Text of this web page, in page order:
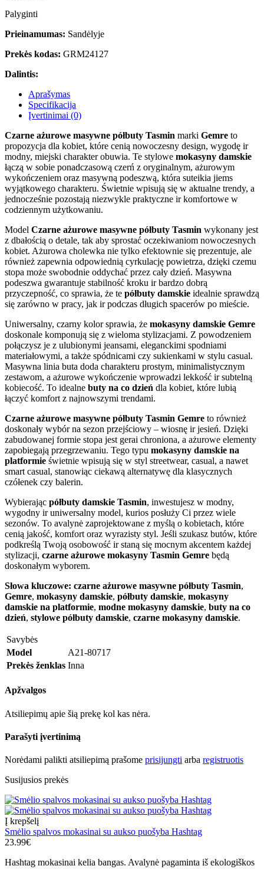
Palyginti
Prieinamumas: Sandėlyje
Prekės kodas: GRM24127
Dalintis:
Aprašymas
Specifikacija
Įvertinimai (0)
Czarne ażurowe masywne półbuty Tasmin marki Gemre to
propozycja dla kobiet, które cenią nowoczesny design, wygodę ir
modny, miejski charakter obuwia. Te stylowe mokasyny damskie
łączą w sobie ponadczasową czerń z oryginalnym, ażurowym
wykończeniem oraz masywną podeszwą, która suteikia jiems
wyjątkowego charakteru. Świetnie wpisują się w aktualne trendy, a
jednocześnie pozostają niezwykle praktyczne ir komfortowe w
codziennym użytkowaniu.
Model Czarne ażurowe masywne półbuty Tasmin wykonany jest
z dbałością o detale, tak aby sprostać oczekiwaniom nowoczesnych
kobiet. Ażurowa cholewka nie tylko efektownie się prezentuje, ale
również zapewnia odpowiednią cyrkulację powietrza, dzięki czemu
stopa może swobodnie oddychać przez cały dzień. Masywna
podeszwa gwarantuje stabilność kroku ir bardzo dobrą
przyczepność, co sprawia, że te półbuty damskie idealnie sprawdzą
się zarówno w pracy, jak ir podczas długich spacerów po mieście.
Uniwersalny, czarny kolor sprawia, że mokasyny damskie Gemre
doskonale komponują się z wieloma stylizacjami. Z powodzeniem
połączysz je z ulubionymi jeansami, eleganckimi spodniami
materiałowymi, a także spódnicami czy sukienkami w stylu casual.
Masywna linia buta doda charakteru prostym, minimalistycznym
zestawom, a ażurowe wykończenie wprowadzi lekkość ir subtelną
kobiecość. To idealne buty na co dzień dla kobiet, które lubią
łączyć komfort z najnowszymi trendami.
Czarne ażurowe masywne półbuty Tasmin Gemre to również
doskonały wybór na sezon przejściowy – wiosnę ir jesień. Dzięki
zabudowanej formie stopa jest gerai chroniona, a ażurowe elementy
zapobiegają przegrzewaniu. Tego typu mokasyny damskie na
platformie świetnie wpisują się w styl streetwear, casual, a nawet
smart casual, stanowiąc ciekawą alternatywę dla klasycznych
czółenek czy balerin.
Wybierając półbuty damskie Tasmin, inwestujesz w modny,
wygodny ir uniwersalny model, kurios posłuży Ci przez wiele
sezonów. To avalynė zaprojektowane z myślą o kobietach, które
cenią jakość, komfort oraz wyrazisty styl. Jeśli szukasz butów, które
podkreślą Twoją osobowość ir staną się mocnym akcentem każdej
stylizacji, czarne ażurowe mokasyny Tasmin Gemre będą
doskonałym wyborem.
Słowa kluczowe: czarne ażurowe masywne półbuty Tasmin,
Gemre, mokasyny damskie, półbuty damskie, mokasyny
damskie na platformie, modne mokasyny damskie, buty na co
dzień, stylowe półbuty damskie, czarne mokasyny damskie.
Savybės
Model
A21-80717
Prekės ženklas Inna
Apžvalgos
Atsiliepimų apie šią prekę kol kas nėra.
Parašyti įvertinimą
Norėdami palikti atsiliepimą prašome prisijungti arba registruotis
Susijusios prekės
Į krepšelį
Smėlio spalvos mokasinai su aukso puošyba Hashtag
23.99€
Hashtag mokasinai kelia bangas. Avalynė pagaminta iš ekologiškos